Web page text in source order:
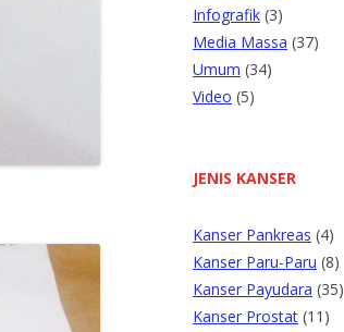
Infografik (3)
Media Massa (37)
Umum (34)
Video (5)
JENIS KANSER
Kanser Pankreas (4)
Kanser Paru-Paru (8)
Kanser Payudara (35)
Kanser Prostat (11)